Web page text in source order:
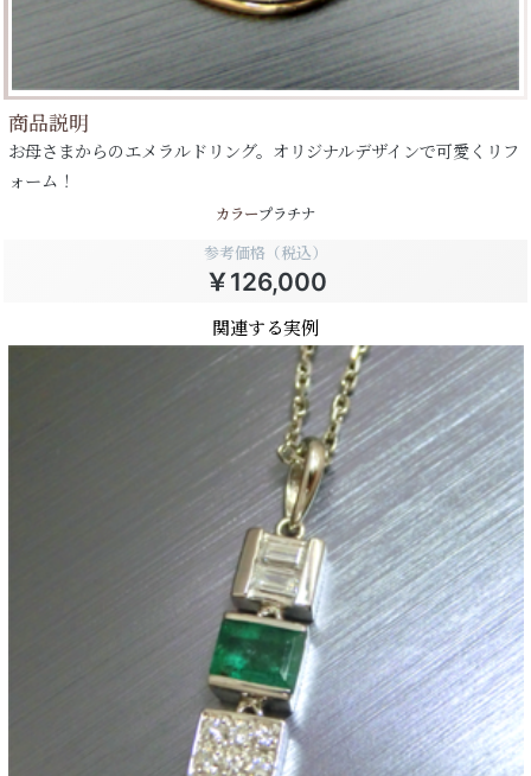
商品説明
お母さまからのエメラルドリング。オリジナルデザインで可愛くリフ
ォーム！
カラープラチナ
参考価格（税込）
￥126,000
関連する実例